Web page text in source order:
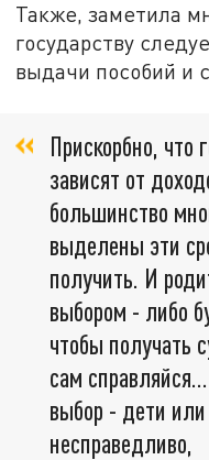
Также, заметила
государству
выдачи пособий и
Прискорбно, что
зависят от
большинство
выделены эти
получить. И
выбором - либо
чтобы получать
сам
выбор - дети
несправедливо,